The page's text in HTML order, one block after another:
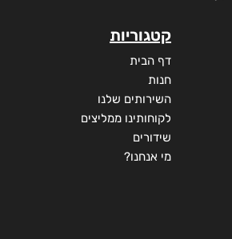
קטגוריות
דף הבית
חנות
השירותים שלנו
לקוחותינו ממליצים
שידורים
מי אנחנו?